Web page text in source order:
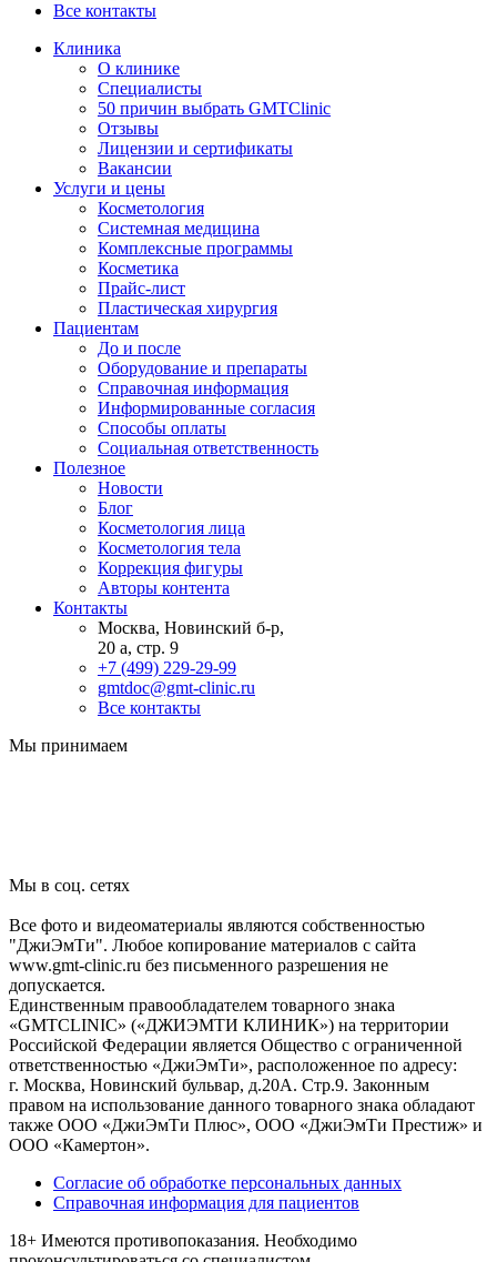
Все контакты
Клиника
О клинике
Специалисты
50 причин выбрать GMTClinic
Отзывы
Лицензии и сертификаты
Вакансии
Услуги и цены
Косметология
Системная медицина
Комплексные программы
Косметика
Прайс-лист
Пластическая хирургия
Пациентам
До и после
Оборудование и препараты
Справочная информация
Информированные согласия
Способы оплаты
Социальная ответственность
Полезное
Новости
Блог
Косметология лица
Косметология тела
Коррекция фигуры
Авторы контента
Контакты
Москва, Новинский б-р,
20 а, стр. 9
+7 (499) 229-29-99
gmtdoc@gmt-clinic.ru
Все контакты
Мы принимаем
Мы в соц. сетях
Все фото и видеоматериалы являются собственностью
"ДжиЭмТи". Любое копирование материалов с сайта
www.gmt-clinic.ru без письменного разрешения не
допускается.
Единственным правообладателем товарного знака
«GMTCLINIC» («ДЖИЭМТИ КЛИНИК») на территории
Российской Федерации является Общество с ограниченной
ответственностью «ДжиЭмТи», расположенное по адресу:
г. Москва, Новинский бульвар, д.20А. Стр.9. Законным
правом на использование данного товарного знака обладают
также ООО «ДжиЭмТи Плюс», ООО «ДжиЭмТи Престиж» и
ООО «Камертон».
Согласие об обработке персональных данных
Справочная информация для пациентов
18+ Имеются противопоказания. Необходимо